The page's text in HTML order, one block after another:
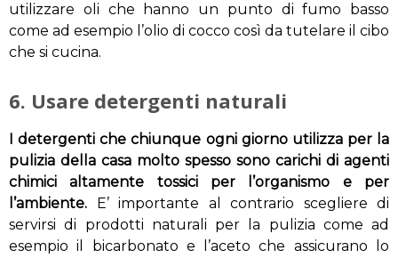
utilizzare oli che hanno un punto di fumo basso
come ad esempio l’olio di cocco così da tutelare il cibo
che si cucina.
6. Usare detergenti naturali
I detergenti che chiunque ogni giorno utilizza per la
pulizia della casa molto spesso sono carichi di agenti
chimici altamente tossici per l’organismo e per
l’ambiente. E’ importante al contrario scegliere di
servirsi di prodotti naturali per la pulizia come ad
esempio il bicarbonato e l’aceto che assicurano lo